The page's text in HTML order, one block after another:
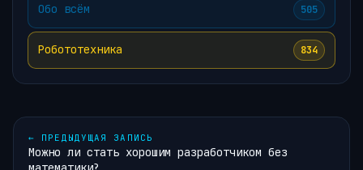
Обо всём 505
Робототехника 834
← ПРЕДЫДУЩАЯ ЗАПИСЬ
Можно ли стать хорошим разработчиком без